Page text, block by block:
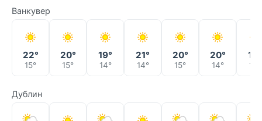
Ванкувер
22°
15°
20°
15°
19°
14°
21°
14°
20°
15°
20°
14°
19°
14°
Дублин